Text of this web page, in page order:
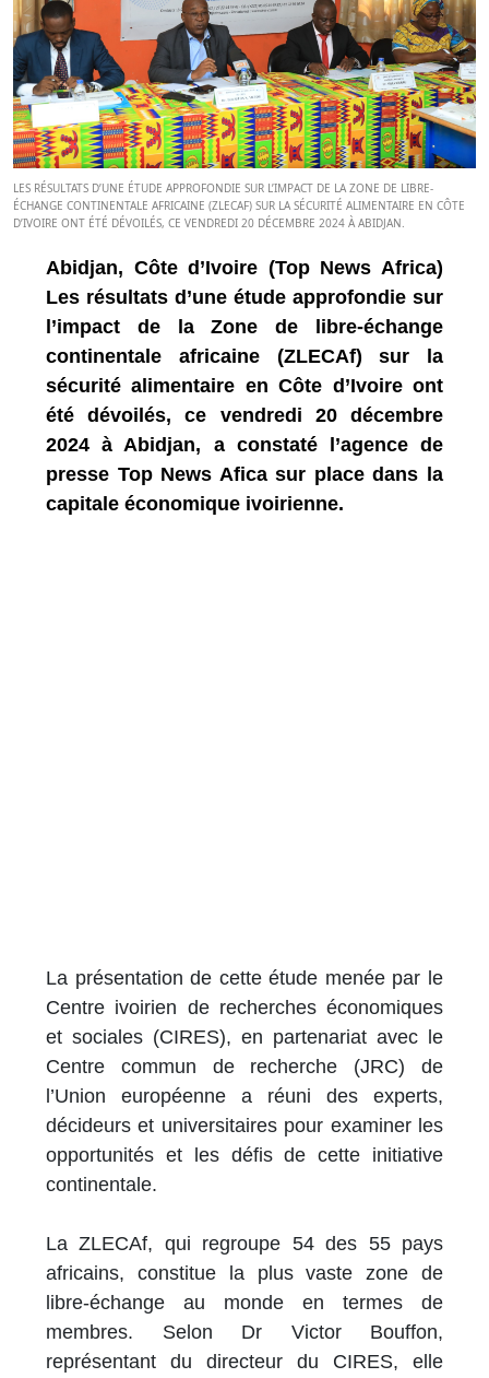
LES RÉSULTATS D’UNE ÉTUDE APPROFONDIE SUR L’IMPACT DE LA ZONE DE LIBRE-
ÉCHANGE CONTINENTALE AFRICAINE (ZLECAF) SUR LA SÉCURITÉ ALIMENTAIRE EN CÔTE
D’IVOIRE ONT ÉTÉ DÉVOILÉS, CE VENDREDI 20 DÉCEMBRE 2024 À ABIDJAN.
Abidjan, Côte d’Ivoire (Top News Africa)
Les résultats d’une étude approfondie sur
l’impact de la Zone de libre-échange
continentale africaine (ZLECAf) sur la
sécurité alimentaire en Côte d’Ivoire ont
été dévoilés, ce vendredi 20 décembre
2024 à Abidjan, a constaté l’agence de
presse Top News Afica sur place dans la
capitale économique ivoirienne.
La présentation de cette étude menée par le
Centre ivoirien de recherches économiques
et sociales (CIRES), en partenariat avec le
Centre commun de recherche (JRC) de
l’Union européenne a réuni des experts,
décideurs et universitaires pour examiner les
opportunités et les défis de cette initiative
continentale.
La ZLECAf, qui regroupe 54 des 55 pays
africains, constitue la plus vaste zone de
libre-échange au monde en termes de
membres. Selon Dr Victor Bouffon,
représentant du directeur du CIRES, elle